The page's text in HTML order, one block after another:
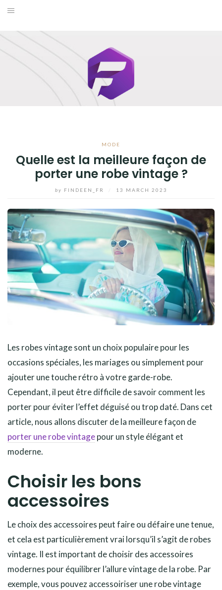
Skip
content
MODE
Quelle est la meilleure façon de
porter une robe vintage ?
by FINDEEN_FR 13 MARCH 2023
Les robes vintage sont un choix populaire pour les
occasions spéciales, les mariages ou simplement pour
ajouter une touche rétro à votre garde-robe.
Cependant, il peut être difficile de savoir comment les
porter pour éviter l’effet déguisé ou trop daté. Dans cet
article, nous allons discuter de la meilleure façon de
porter une robe vintagepour un style élégant et
moderne.
Choisir les bons
accessoires
Le choix des accessoires peut faire ou défaire une tenue,
et cela est particulièrement vrai lorsqu’il s’agit de robes
vintage. Il est important de choisir des accessoires
modernes pour équilibrer l’allure vintage de la robe. Par
exemple, vous pouvez accessoiriser une robe vintage